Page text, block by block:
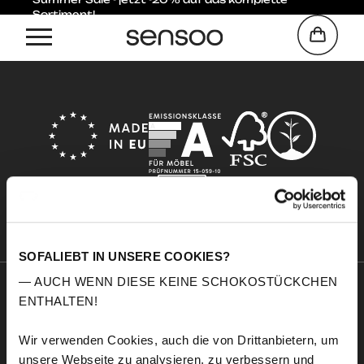
SOFALIEBT IN UNSERE COOKIES?
— AUCH WENN DIESE KEINE SCHOKOSTÜCKCHEN
ENTHALTEN!
Wir verwenden Cookies, auch die von Drittanbietern, um
unsere Webseite zu analysieren, zu verbessern und
Sortiment!
Sensoo
Über uns
Komfort
Service
Stoffmuster